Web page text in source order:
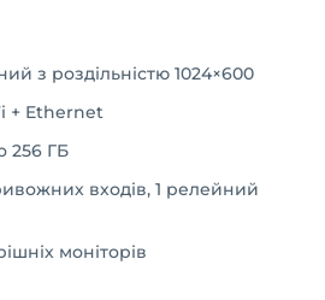
з роздільністю 1024×600
+ Ethernet
256 ГБ
входів, 1 релейний
моніторів